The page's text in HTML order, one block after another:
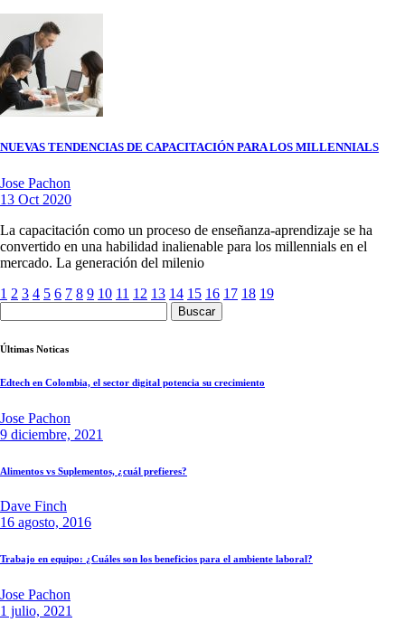
NUEVAS TENDENCIAS DE CAPACITACIÓN PARA LOS MILLENNIALS
Jose Pachon
13 Oct 2020
La capacitación como un proceso de enseñanza-aprendizaje se ha
convertido en una habilidad inalienable para los millennials en el
mercado. La generación del milenio
1 2 3 4 5 6 7 8 9 10 11 12 13 14 15 16 17 18 19
Últimas Noticas
Edtech en Colombia, el sector digital potencia su crecimiento
Jose Pachon
9 diciembre, 2021
Alimentos vs Suplementos, ¿cuál prefieres?
Dave Finch
16 agosto, 2016
Trabajo en equipo: ¿Cuáles son los beneficios para el ambiente laboral?
Jose Pachon
1 julio, 2021